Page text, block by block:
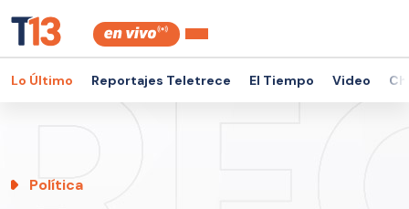
Lo Último Reportajes Teletrece El Tiempo Video
Política